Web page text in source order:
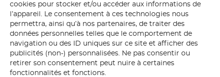
cookies pour stocker et/ou accéder aux informations de
l’appareil. Le consentement à ces technologies nous
permettra, ainsi qu’à nos partenaires, de traiter des
données personnelles telles que le comportement de
navigation ou des ID uniques sur ce site et afficher des
publicités (non-) personnalisées. Ne pas consentir ou
retirer son consentement peut nuire à certaines
fonctionnalités et fonctions.